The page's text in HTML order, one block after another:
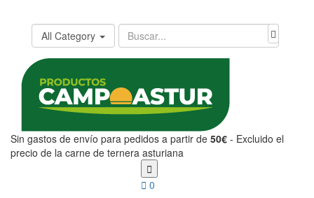
All Category
Sin gastos de envío para pedidos a partir de 50€ - Excluido el
precio de la carne de ternera asturiana

 0